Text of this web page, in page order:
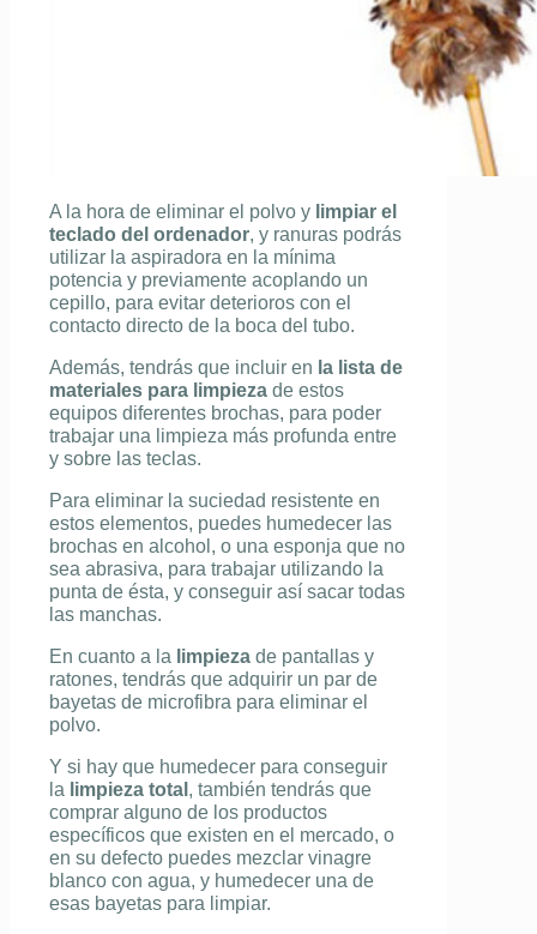
A la hora de eliminar el polvo y limpiar el
teclado del ordenador, y ranuras podrás
utilizar la aspiradora en la mínima
potencia y previamente acoplando un
cepillo, para evitar deterioros con el
contacto directo de la boca del tubo.
Además, tendrás que incluir en la lista de
materiales para limpieza de estos
equipos diferentes brochas, para poder
trabajar una limpieza más profunda entre
y sobre las teclas.
Para eliminar la suciedad resistente en
estos elementos, puedes humedecer las
brochas en alcohol, o una esponja que no
sea abrasiva, para trabajar utilizando la
punta de ésta, y conseguir así sacar todas
las manchas.
En cuanto a la limpieza de pantallas y
ratones, tendrás que adquirir un par de
bayetas de microfibra para eliminar el
polvo.
Y si hay que humedecer para conseguir
la limpieza total , también tendrás que
comprar alguno de los productos
específicos que existen en el mercado, o
en su defecto puedes mezclar vinagre
blanco con agua, y humedecer una de
esas bayetas para limpiar.